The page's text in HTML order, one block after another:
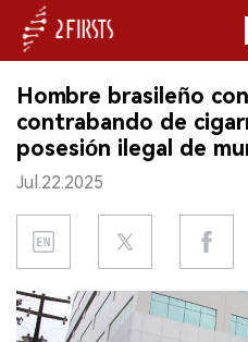
INICIO
EMPRESA
PRODUCTO
REGULACIÓN
CHINA
Hombre brasileño
contrabando de
posesión ilegal de
Jul.22.2025